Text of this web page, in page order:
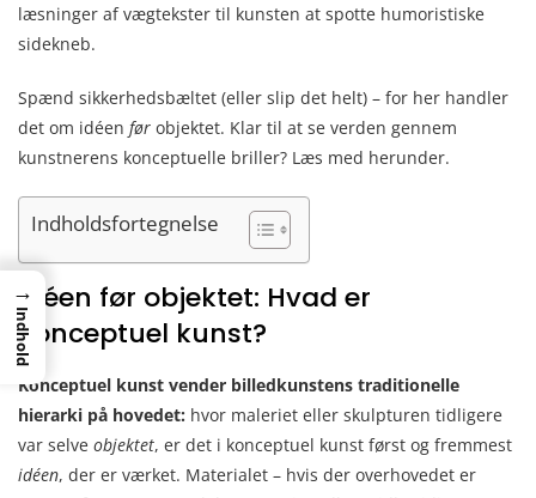
læsninger af vægtekster til kunsten at spotte humoristiske
sidekneb.
Spænd sikkerhedsbæltet (eller slip det helt) – for her handler
det om idéen før objektet. Klar til at se verden gennem
kunstnerens konceptuelle briller? Læs med herunder.
Indholdsfortegnelse
Idéen før objektet: Hvad er
konceptuel kunst?
Konceptuel kunst vender billedkunstens traditionelle
hierarki på hovedet: hvor maleriet eller skulpturen tidligere
var selve objektet, er det i konceptuel kunst først og fremmest
idéen, der er værket. Materialet – hvis der overhovedet er
→
Indhold